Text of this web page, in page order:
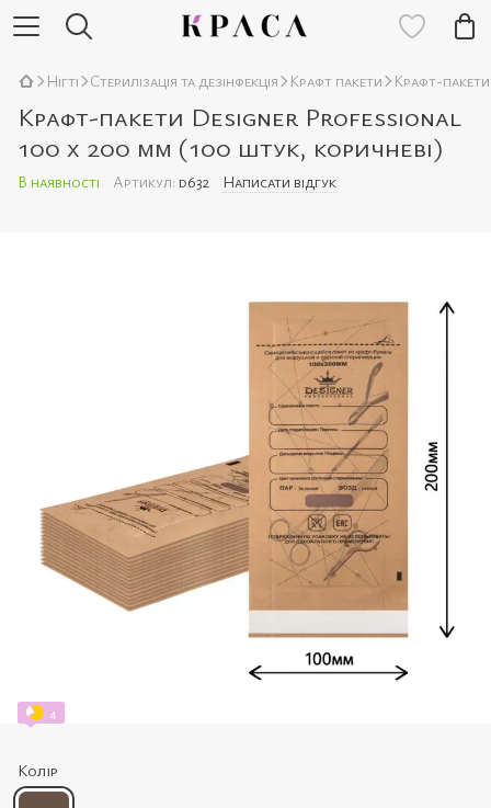
Нігті Стерилізація та дезінфекція Крафт пакети Крафт-
Крафт-пакети Designer Professional
100 х 200 мм (100 штук, коричневі)
В наявності Артикул: d632 Написати відгук
4
Колір